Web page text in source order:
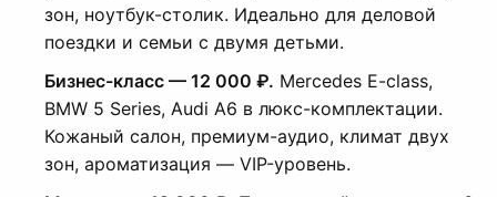
зон, ноутбук-столик. Идеально для деловой
поездки и семьи с двумя детьми.
Бизнес-класс — 12 000 ₽. Mercedes E-class,
BMW 5 Series, Audi A6 в люкс-комплектации.
Кожаный салон, премиум-аудио, климат двух
зон, ароматизация — VIP-уровень.